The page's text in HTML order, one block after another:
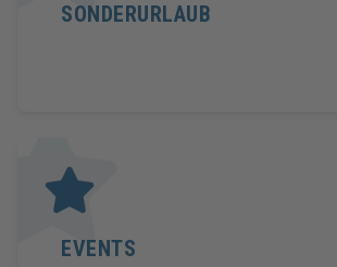
SONDERURLAUB
EVENTS